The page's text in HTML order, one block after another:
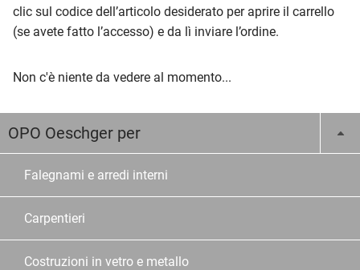
clic sul codice dell’articolo desiderato per aprire il carrello
(se avete fatto l’accesso) e da lì inviare l’ordine.
Non c'è niente da vedere al momento...
OPO Oeschger per
Falegnami e arredi interni
Carpentieri
Costruzioni in vetro e metallo